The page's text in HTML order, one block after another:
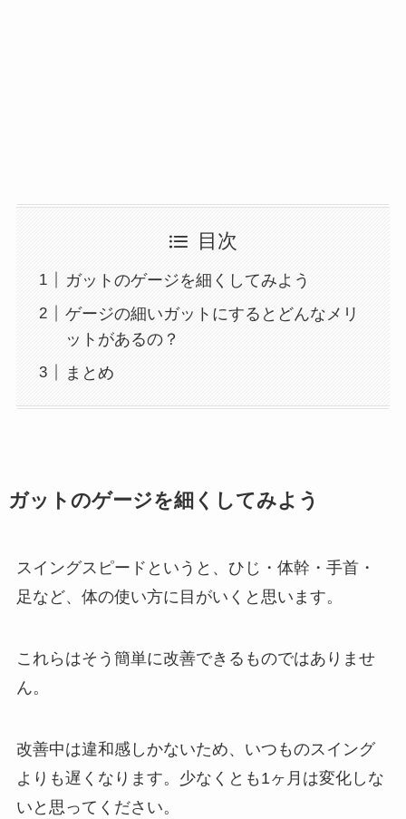
目次
ガットのゲージを細くしてみよう
ゲージの細いガットにするとどんなメリ
ットがあるの？
まとめ
ガットのゲージを細くしてみよう
スイングスピードというと、ひじ・体幹・手首・
足など、体の使い方に目がいくと思います。
これらはそう簡単に改善できるものではありませ
ん。
改善中は違和感しかないため、いつものスイング
よりも遅くなります。少なくとも1ヶ月は変化しな
いと思ってください。